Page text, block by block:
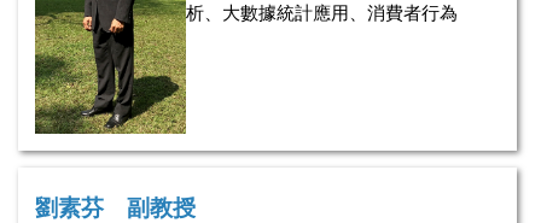
析、大數據統計應用、消費者行為
劉素芬 副教授